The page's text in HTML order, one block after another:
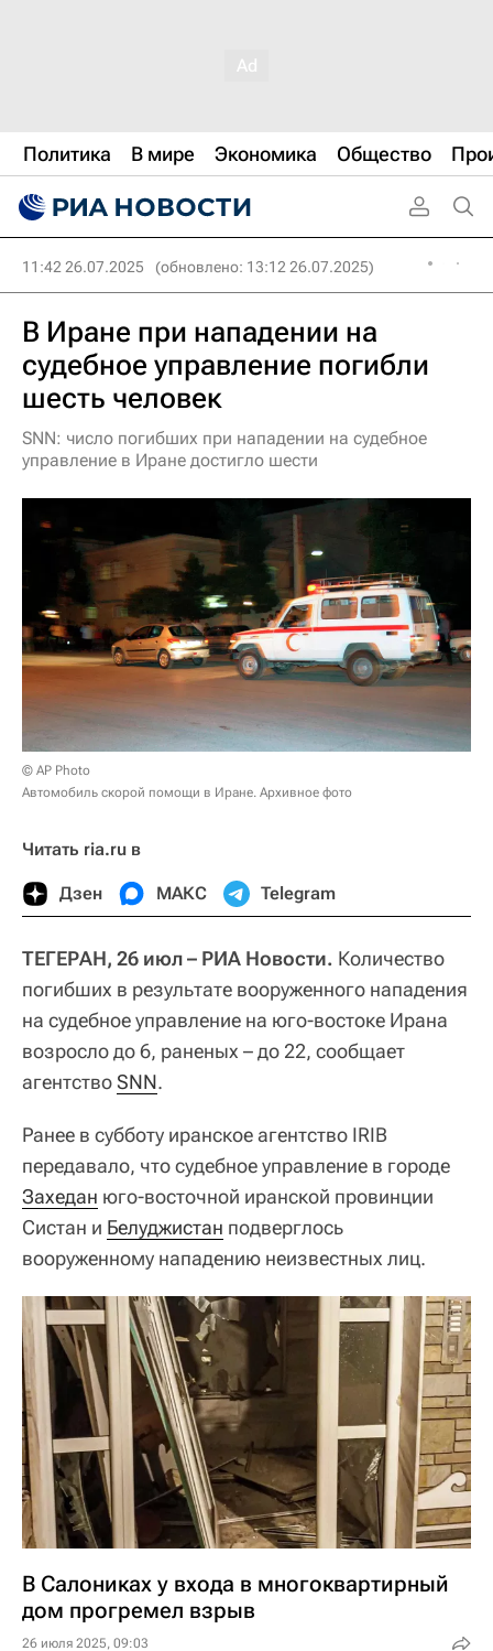
Политика В мире Экономика Общество
11:42 26.07.2025 (обновлено: 13:12 26.07.2025)
В Иране при нападении на
судебное управление погибли
шесть человек
SNN: число погибших при нападении на судебное
управление в Иране достигло шести
© AP Photo
Автомобиль скорой помощи в Иране. Архивное фото
Читать ria.ru в
Дзен МАКС Telegram
ТЕГЕРАН, 26 июл – РИА Новости. Количество
погибших в результате вооруженного нападения
на судебное управление на юго-востоке Ирана
возросло до 6, раненых – до 22, сообщает
агентствоSNN.
Ранее в субботу иранское агентство IRIB
передавало, что судебное управление в городе
Захедан юго-восточной иранской провинции
Систан и Белуджистан подверглось
вооруженному нападению неизвестных лиц.
В Салониках у входа в многоквартирный
дом прогремел взрыв
26 июля 2025, 09:03